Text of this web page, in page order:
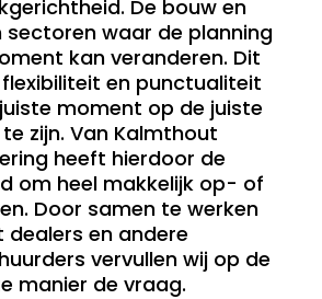
De bouw en
sectoren waar de planning
kan veranderen. Dit
en punctualiteit
moment op de juiste
zijn. Van Kalmthout
heeft hierdoor de
om heel makkelijk op- of
Door samen te werken
dealers en andere
vervullen wij op de
manier de vraag.